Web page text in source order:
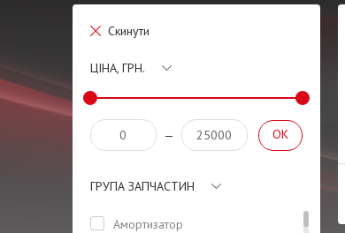
Скинути
ЦІНА, ГРН.
— OK
ГРУПА ЗАПЧАСТИН
Амортизатор